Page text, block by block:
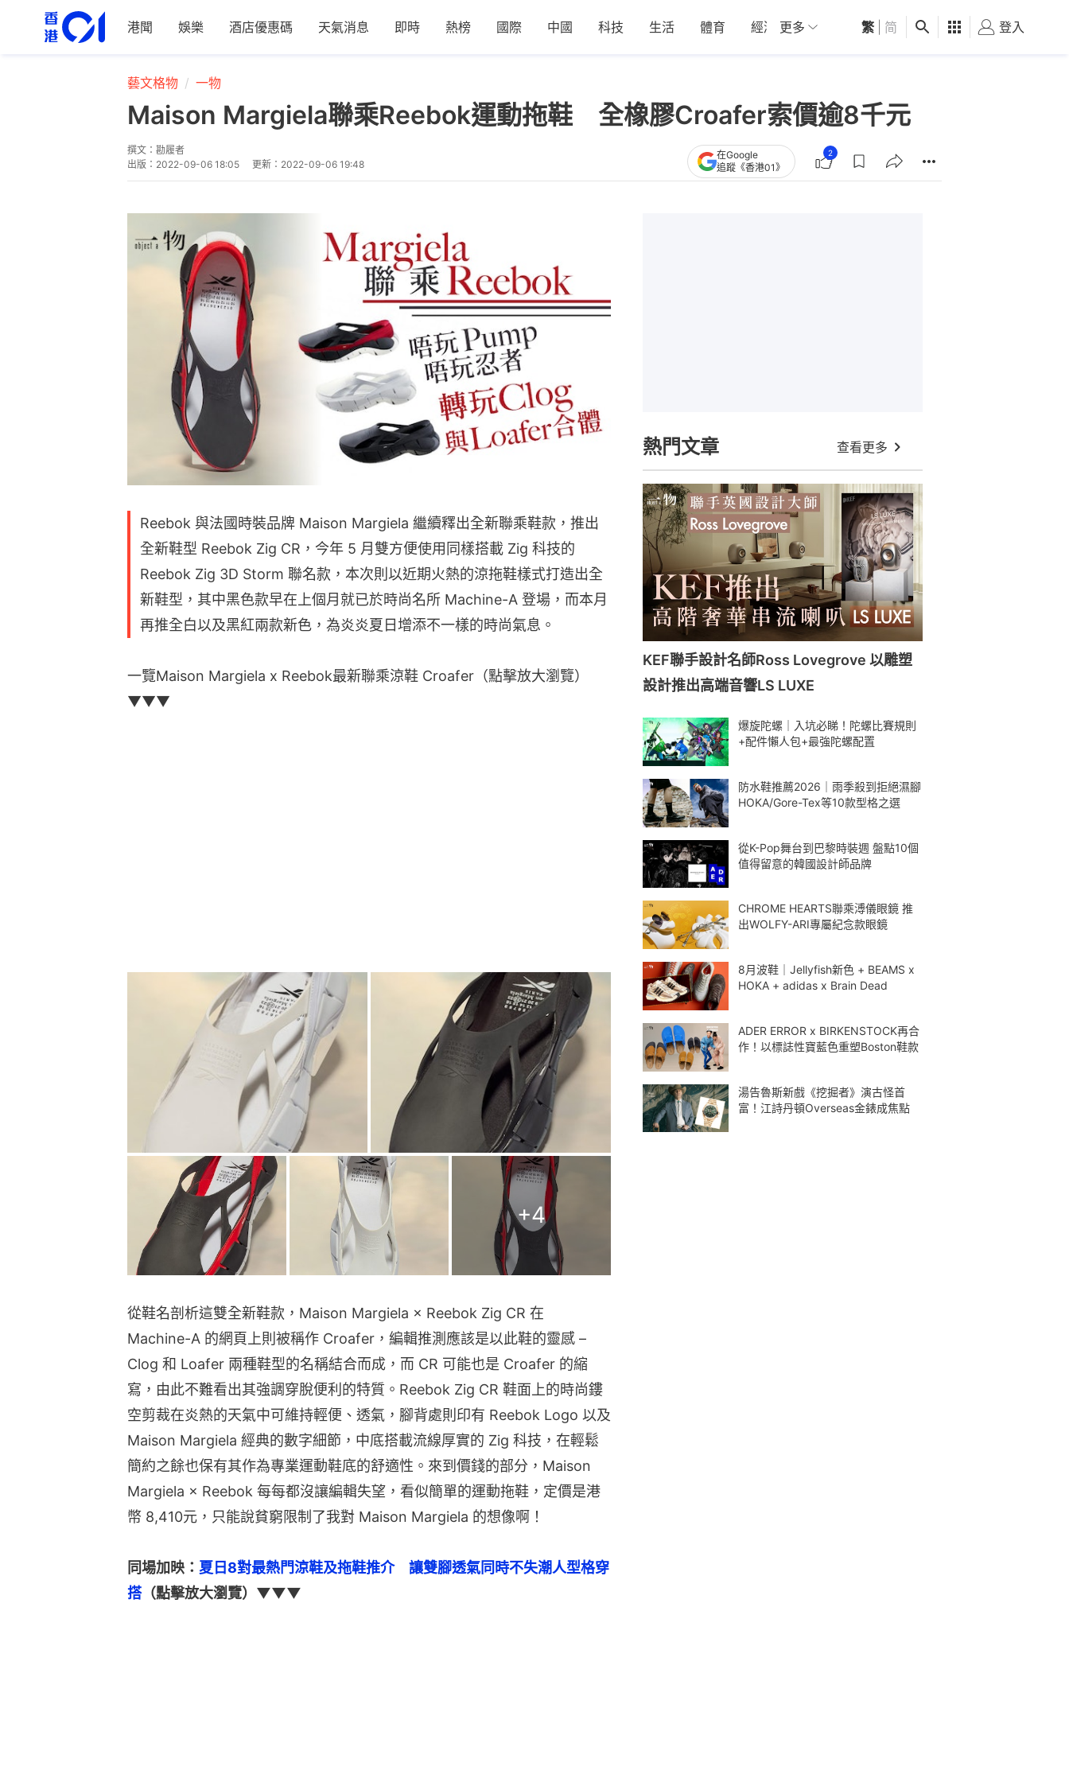
港聞 娛樂 酒店優惠碼 天氣消息 即時 熱榜 國際 中國 科技 生活 體育 經濟 01深圳 觀點 健康 好食玩飛
更多 繁 简 登入
藝文格物 一物
Maison Margiela聯乘Reebok運動拖鞋 全橡膠Croafer索價逾8千元
撰文： 勘履者
出版： 2022-09-06 18:05 更新： 2022-09-06 19:48
在Google
追蹤《香港01》
2
Reebok 與法國時裝品牌 Maison Margiela 繼續釋出全新聯乘鞋款，推出
全新鞋型 Reebok Zig CR，今年 5 月雙方便使用同樣搭載 Zig 科技的
Reebok Zig 3D Storm 聯名款，本次則以近期火熱的涼拖鞋樣式打造出全
新鞋型，其中黑色款早在上個月就已於時尚名所 Machine-A 登場，而本月
再推全白以及黑紅兩款新色，為炎炎夏日增添不一樣的時尚氣息。
一覽Maison Margiela x Reebok最新聯乘涼鞋 Croafer（點擊放大瀏覽）
▼▼▼
+4
從鞋名剖析這雙全新鞋款，Maison Margiela × Reebok Zig CR 在
Machine-A 的網頁上則被稱作 Croafer，編輯推測應該是以此鞋的靈感 –
Clog 和 Loafer 兩種鞋型的名稱結合而成，而 CR 可能也是 Croafer 的縮
寫，由此不難看出其強調穿脫便利的特質。Reebok Zig CR 鞋面上的時尚鏤
空剪裁在炎熱的天氣中可維持輕便、透氣，腳背處則印有 Reebok Logo 以及
Maison Margiela 經典的數字細節，中底搭載流線厚實的 Zig 科技，在輕鬆
簡約之餘也保有其作為專業運動鞋底的舒適性。來到價錢的部分，Maison
Margiela × Reebok 每每都沒讓編輯失望，看似簡單的運動拖鞋，定價是港
幣 8,410元，只能說貧窮限制了我對 Maison Margiela 的想像啊！
同場加映： 夏日8對最熱門涼鞋及拖鞋推介　讓雙腳透氣同時不失潮人型格穿
搭（點擊放大瀏覽）▼▼▼
熱門文章 查看更多
KEF聯手設計名師Ross Lovegrove 以雕塑
設計推出高端音響LS LUXE
爆旋陀螺｜入坑必睇！陀螺比賽規則
+配件懶人包+最強陀螺配置
防水鞋推薦2026｜雨季殺到拒絕濕腳
HOKA/Gore-Tex等10款型格之選
從K-Pop舞台到巴黎時裝週 盤點10個
值得留意的韓國設計師品牌
CHROME HEARTS聯乘溥儀眼鏡 推
出WOLFY-ARI專屬紀念款眼鏡
8月波鞋｜Jellyfish新色 + BEAMS x
HOKA + adidas x Brain Dead
ADER ERROR x BIRKENSTOCK再合
作！以標誌性寶藍色重塑Boston鞋款
湯告魯斯新戲《挖掘者》演古怪首
富！江詩丹頓Overseas金錶成焦點